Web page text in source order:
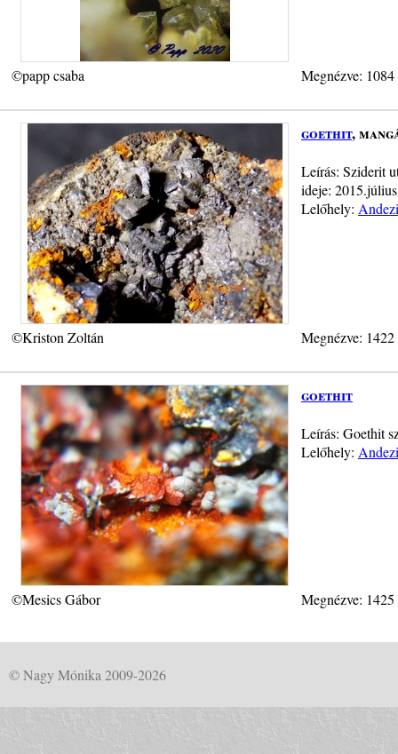
©papp csaba Megnézve:
goethit,
Leírás: Sziderit
ideje:
Lelőhely:
©Kriston Zoltán Megnézve:
goethit
Leírás: Goethit
Lelőhely:
©Mesics Gábor Megnézve:
© Nagy Mónika 2009-2026